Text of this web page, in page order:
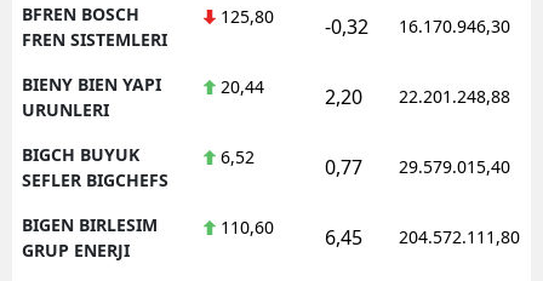
BFREN BOSCH
FREN SISTEMLERI
125,80 -0,32 16.170.946,30
BIENY BIEN YAPI
URUNLERI
20,44 2,20 22.201.248,88
BIGCH BUYUK
SEFLER BIGCHEFS
6,52 0,77 29.579.015,40
BIGEN BIRLESIM
GRUP ENERJI
110,60 6,45 204.572.111,80